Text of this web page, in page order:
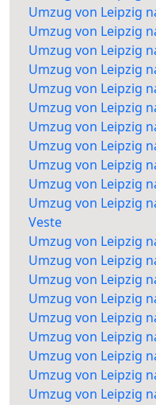
Umzug von Leipzig
Umzug von Leipzig
Umzug von Leipzig
Umzug von Leipzig
Umzug von Leipzig
Umzug von Leipzig
Umzug von Leipzig
Umzug von Leipzig
Umzug von Leipzig
Umzug von Leipzig
Umzug von Leipzig
Veste
Umzug von Leipzig
Umzug von Leipzig
Umzug von Leipzig
Umzug von Leipzig
Umzug von Leipzig
Umzug von Leipzig
Umzug von Leipzig
Umzug von Leipzig
Umzug von Leipzig